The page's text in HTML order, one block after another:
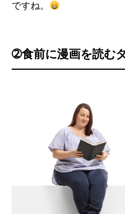
ですね。
➁食前に漫画を読む